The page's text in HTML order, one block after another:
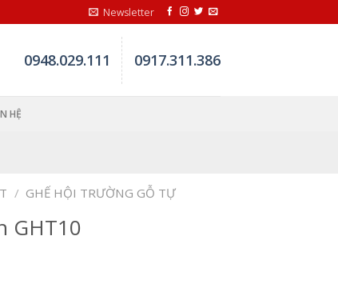
Newsletter
0948.029.111 0917.311.386
HỆ
/ GHẾ HỘI TRƯỜNG GỖ TỰ
GHT10